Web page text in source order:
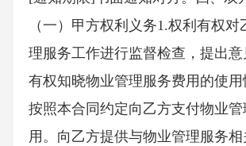
（一）甲方权利义务1.权利有权
理服务工作进行监督检查，提出意
有权知晓物业管理服务费用的使
按照本合同约定向乙方支付物业
用。向乙方提供与物业管理服务相